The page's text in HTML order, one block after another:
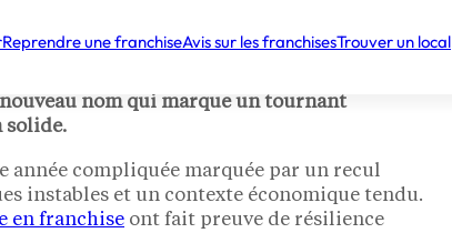
Reprendre une franchiseAvis sur les franchisesTrouver un local
nom qui marque un tournant
solide.
année compliquée marquée par un recul
instables et un contexte économique tendu.
en franchise ont fait preuve de résilience